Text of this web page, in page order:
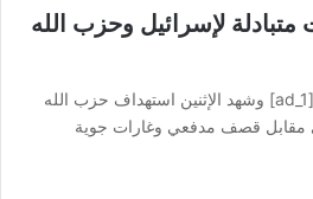
لإسرائيل وحزب الله
من صحيفة اشراق العالم 24:[ad_1] وشهد الإثنين استهداف حزب الله
مقابل قصف مدفعي وغارات جوية